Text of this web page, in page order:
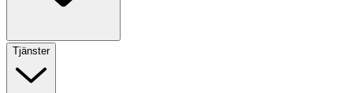
Tjänster